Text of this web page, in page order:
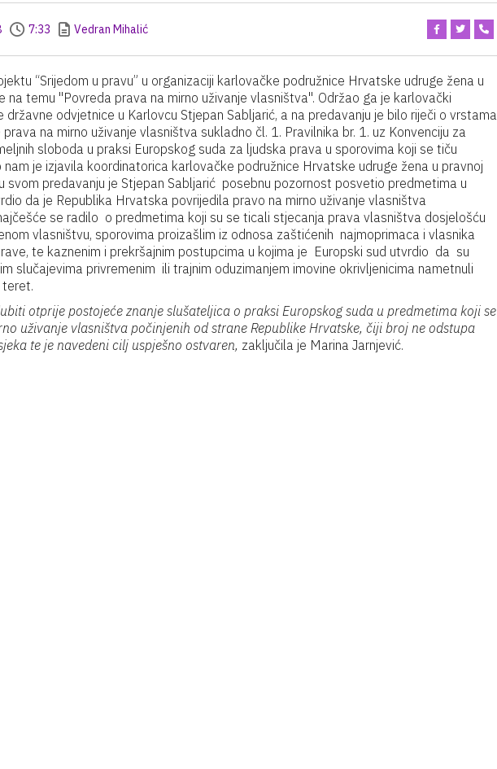
7:33 Vedran Mihalić
“Srijedom u pravu” u organizaciji karlovačke podružnice Hrvatske udruge žena u
na temu "Povreda prava na mirno uživanje vlasništva". Održao ga je karlovački
državne odvjetnice u Karlovcu Stjepan Sabljarić, a na predavanju je bilo riječi o vrstama
na mirno uživanje vlasništva sukladno čl. 1. Pravilnika br. 1. uz Konvenciju za
sloboda u praksi Europskog suda za ljudska prava u sporovima koji se tiču
je izjavila koordinatorica karlovačke podružnice Hrvatske udruge žena u pravnoj
svom predavanju je Stjepan Sabljarić posebnu pozornost posvetio predmetima u
da je Republika Hrvatska povrijedila pravo na mirno uživanje vlasništva
se radilo o predmetima koji su se ticali stjecanja prava vlasništva dosjelošću
vlasništvu, sporovima proizašlim iz odnosa zaštićenih najmoprimaca i vlasnika
te kaznenim i prekršajnim postupcima u kojima je Europski sud utvrdio da su
slučajevima privremenim ili trajnim oduzimanjem imovine okrivljenicima nametnuli
teret.
otprije postojeće znanje slušateljica o praksi Europskog suda u predmetima koji se
uživanje vlasništva počinjenih od strane Republike Hrvatske, čiji broj ne odstupa
te je navedeni cilj uspješno ostvaren, zaključila je Marina Jarnjević.